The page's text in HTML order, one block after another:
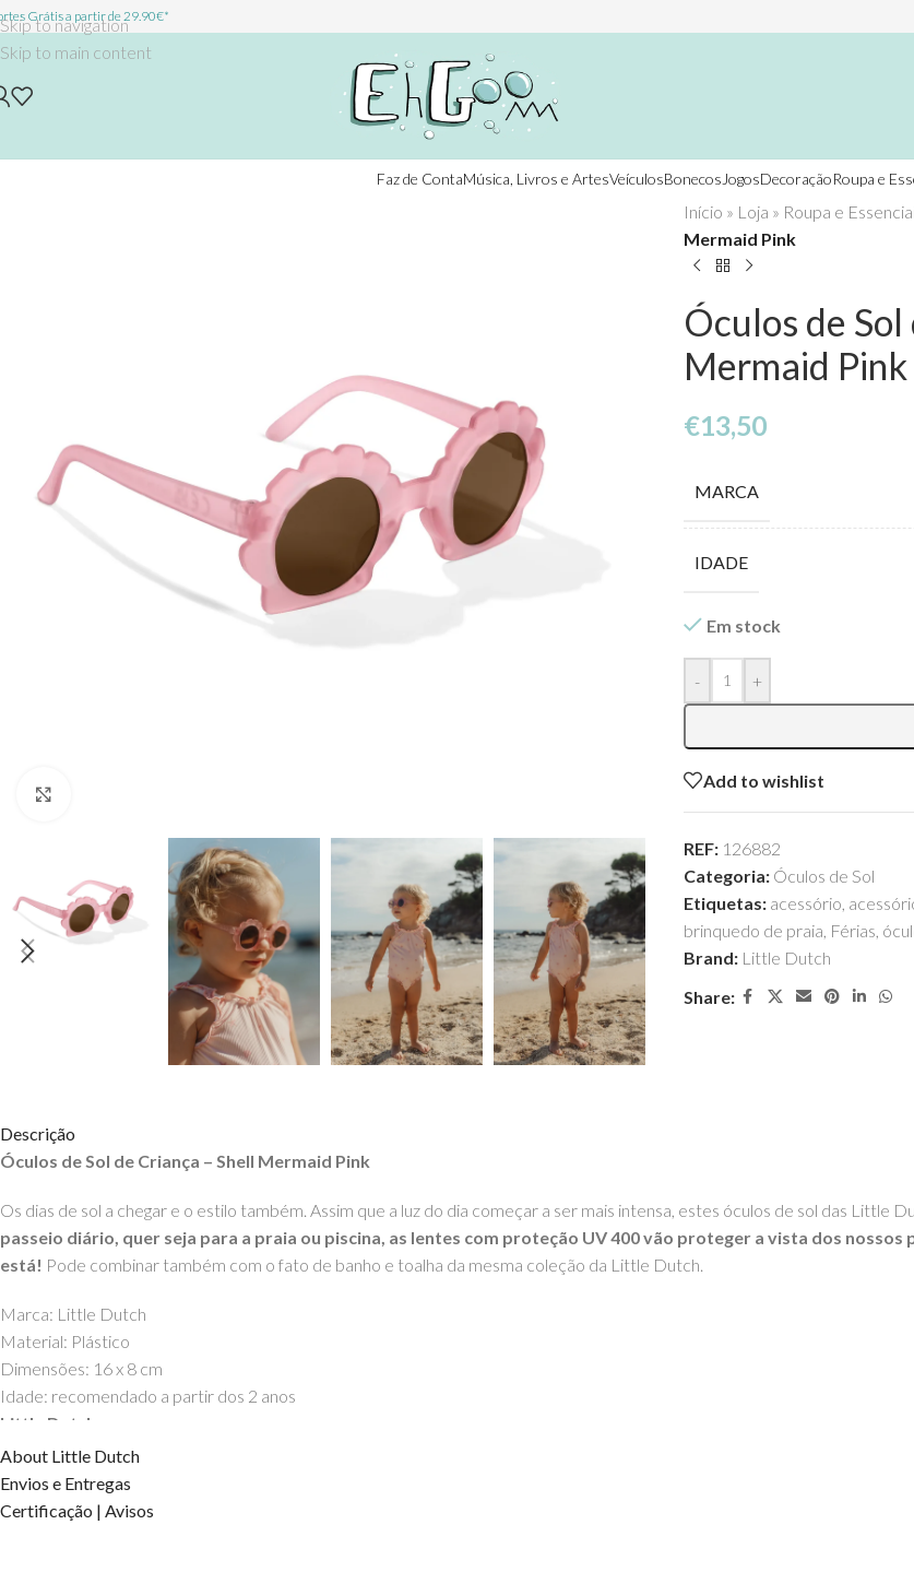
Skip to navigation
Skip to main content
Grátis a partir de 29.90€*
Faz de ContaMúsica, Livros e ArtesVeículosBonecos JogosDecoraçãoRoupa e
Início » Loja » Roupa e
Mermaid Pink
Óculos de
Mermaid Pink
€13,50
MARCA
IDADE
Em stock
- +
Add to wishlist
REF: 126882
Categoria: Óculos de Sol
Etiquetas: acessório,
brinquedo de praia, Férias,
Brand: Little Dutch
Share:
Descrição
Óculos de Sol de Criança – Shell Mermaid Pink
Os dias de sol a chegar e o estilo também. Assim que a luz do dia começar a ser mais intensa, estes óculos de sol das Little
passeio diário, quer seja para a praia ou piscina, as lentes com proteção UV 400 vão proteger a vista dos
está! Pode combinar também com o fato de banho e toalha da mesma coleção da Little Dutch.
Marca: Little Dutch
Material: Plástico
Dimensões: 16 x 8 cm
Idade: recomendado a partir dos 2 anos
Little Dutch
About Little Dutch
Envios e Entregas
Certificação | Avisos